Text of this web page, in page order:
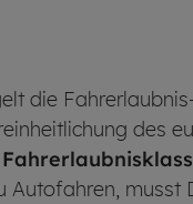
die
des
Autofahren, musst